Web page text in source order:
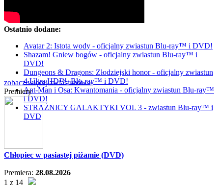
Ostatnio dodane:
Avatar 2: Istota wody - oficjalny zwiastun Blu-ray™ i DVD!
Shazam! Gniew bogów - oficjalny zwiastun Blu-ray™ i
DVD!
Dungeons & Dragons: Złodziejski honor - oficjalny zwiastun
4 Ultra HD™, Blu-ray™ i DVD!
Ant-Man i Osa: Kwantomania - oficjalny zwiastun Blu-ray™
i DVD!
STRAŻNICY GALAKTYKI VOL 3 - zwiastun Blu-ray™ i
DVD
zobacz więcej zwiastunów »
Premiery
Chłopiec w pasiastej piżamie (DVD)
Premiera: 28.08.2026
1 z 14